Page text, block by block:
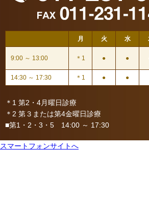
月 火 水
9:00 ～ 13:00 ＊1 ● ●
14:30 ～ 17:30 ＊1 ● ●
＊1 第2・4月曜日診療
＊2 第３または第4金曜日診療
■第1・2・3・5 14:00 ～ 17:30
スマートフォンサイトへ